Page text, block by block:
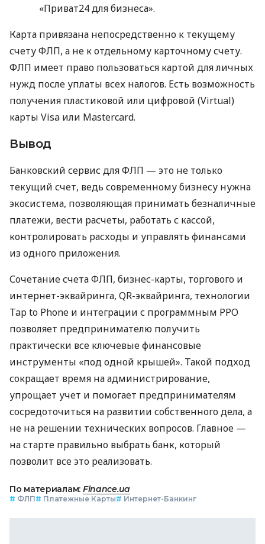
«Приват24 для бизнеса».
Карта привязана непосредственно к текущему
счету ФЛП, а не к отдельному карточному счету.
ФЛП имеет право пользоваться картой для личных
нужд после уплаты всех налогов. Есть возможность
получения пластиковой или цифровой (Virtual)
карты Visa или Mastercard.
Вывод
Банковский сервис для ФЛП — это не только
текущий счет, ведь современному бизнесу нужна
экосистема, позволяющая принимать безналичные
платежи, вести расчеты, работать с кассой,
контролировать расходы и управлять финансами
из одного приложения.
Сочетание счета ФЛП, бизнес-карты, торгового и
интернет-эквайринга, QR-эквайринга, технологии
Tap to Phone и интеграции с программным РРО
позволяет предпринимателю получить
практически все ключевые финансовые
инструменты «под одной крышей». Такой подход
сокращает время на администрирование,
упрощает учет и помогает предпринимателям
сосредоточиться на развитии собственного дела, а
не на решении технических вопросов. Главное —
на старте правильно выбрать банк, который
позволит все это реализовать.
По материалам: Finance.ua
# ФЛП# Платежные Карты# Интернет-Банкинг